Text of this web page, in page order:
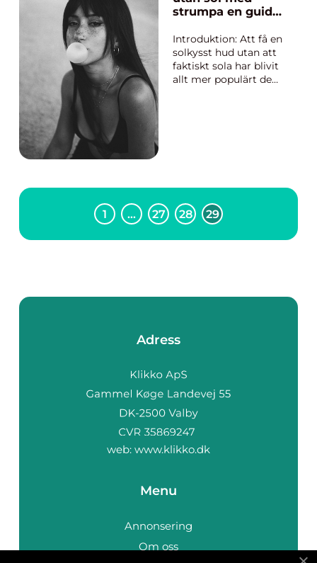
strumpa en guide
solkysst hud
Introduktion: Att få en
solkysst hud utan att
faktiskt sola har blivit
allt mer populärt de
sol med str...
1 … 27 28 29
Adress
web: www.klikko.dk
Menu
Annonsering
Om oss